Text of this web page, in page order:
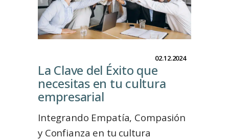
02.12.2024
La Clave del Éxito que
necesitas en tu cultura
empresarial
Integrando Empatía, Compasión
y Confianza en tu cultura